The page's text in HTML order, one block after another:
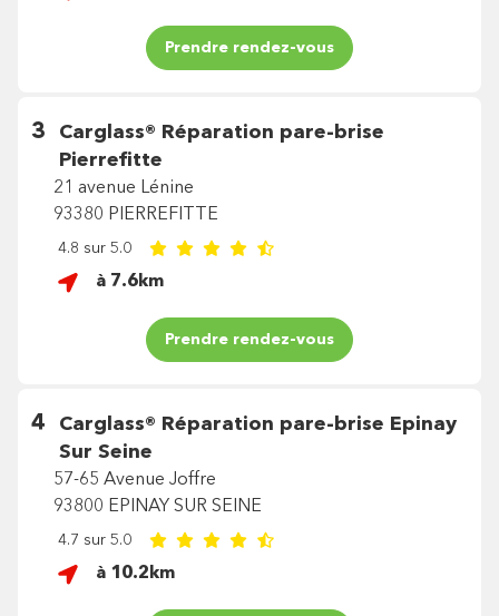
Prendre rendez-vous
3 Carglass® Réparation pare-brise
Pierrefitte
21 avenue Lénine
93380 PIERREFITTE
4.8 sur 5.0
à 7.6km
Prendre rendez-vous
4 Carglass® Réparation pare-brise Epinay
Sur Seine
57-65 Avenue Joffre
93800 EPINAY SUR SEINE
4.7 sur 5.0
à 10.2km